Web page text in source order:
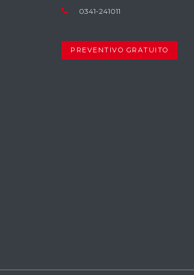
0341-241011
PREVENTIVO GRATUITO